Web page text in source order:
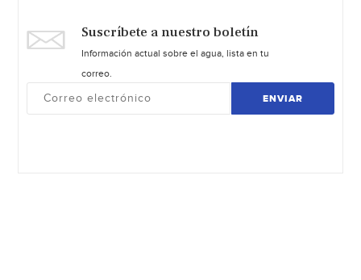
Suscríbete a nuestro boletín
Información actual sobre el agua, lista en tu
correo.
ENVIAR